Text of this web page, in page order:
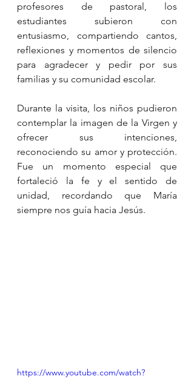
profesores de pastoral, los
estudiantes subieron con
entusiasmo, compartiendo cantos,
reflexiones y momentos de silencio
para agradecer y pedir por sus
familias y su comunidad escolar.
Durante la visita, los niños pudieron
contemplar la imagen de la Virgen y
ofrecer sus intenciones,
reconociendo su amor y protección.
Fue un momento especial que
fortaleció la fe y el sentido de
unidad, recordando que María
siempre nos guía hacia Jesús.
https://www.youtube.com/watch?